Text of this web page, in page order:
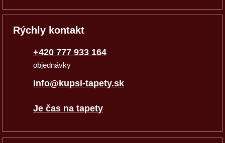
Rýchly kontakt
+420 777 933 164
objednávky
info@kupsi-tapety.sk
Je čas na tapety